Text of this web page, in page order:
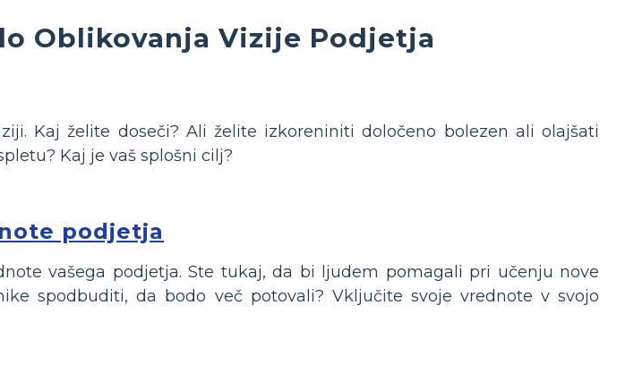
Oblikovanja Vizije Podjetja
Kaj želite doseči? Ali želite izkoreniniti določeno bolezen ali olajšati
Kaj je vaš splošni cilj?
podjetja
vašega podjetja. Ste tukaj, da bi ljudem pomagali pri učenju nove
spodbuditi, da bodo več potovali? Vključite svoje vrednote v svojo